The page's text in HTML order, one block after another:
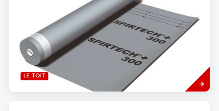
LE TOIT
more